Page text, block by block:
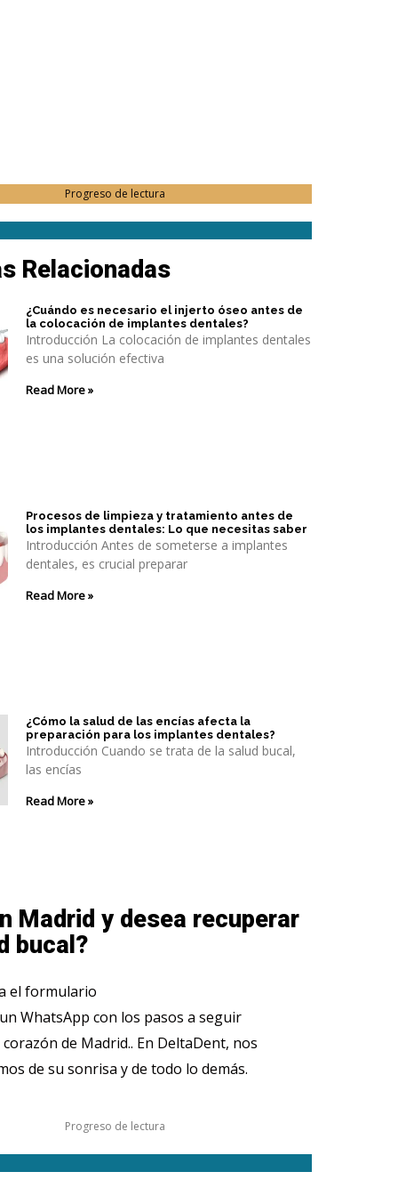
Progreso de lectura
Relacionadas
¿Cuándo es necesario el injerto óseo antes de
la colocación de implantes dentales?
Introducción La colocación de implantes dentales
es una solución efectiva
Read More »
Procesos de limpieza y tratamiento antes de
los implantes dentales: Lo que necesitas saber
Introducción Antes de someterse a implantes
dentales, es crucial preparar
Read More »
¿Cómo la salud de las encías afecta la
preparación para los implantes dentales?
Introducción Cuando se trata de la salud bucal,
las encías
Read More »
Madrid y desea recuperar
bucal?
el formulario
WhatsApp con los pasos a seguir
de Madrid.. En DeltaDent, nos
de su sonrisa y de todo lo demás.
Progreso de lectura